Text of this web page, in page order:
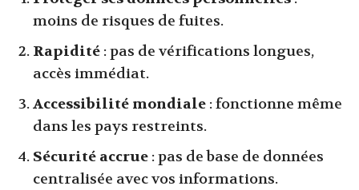
moins de risques de fuites.
Rapidité : pas de vérifications longues,
accès immédiat.
Accessibilité mondiale : fonctionne même
dans les pays restreints.
Sécurité accrue : pas de base de données
centralisée avec vos informations.